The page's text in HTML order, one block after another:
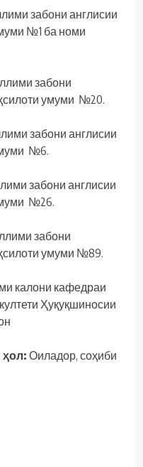
забони англисии
№1 ба номи
забони
умуми №20.
забони англисии
№6.
забони англисии
№26.
забони
умуми №89.
калони кафедраи
Ҳуқуқшиносии
ҳол: Оиладор, соҳиби